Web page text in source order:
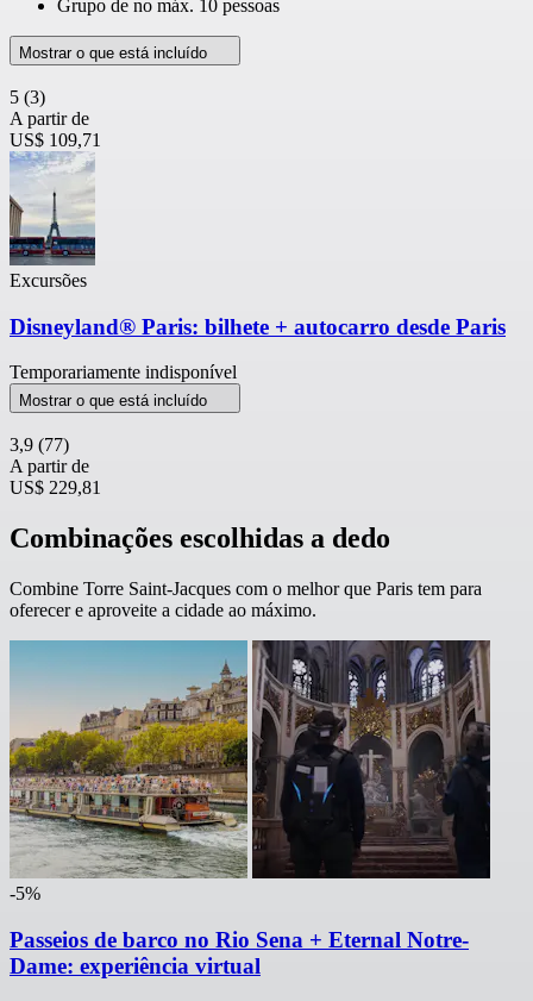
Grupo de no máx. 10 pessoas
Mostrar o que está incluído
5 (3)
A partir de
US$ 109,71
Excursões
Disneyland® Paris: bilhete + autocarro desde Paris
Temporariamente indisponível
Mostrar o que está incluído
3,9 (77)
A partir de
US$ 229,81
Combinações escolhidas a dedo
Combine Torre Saint-Jacques com o melhor que Paris tem para
oferecer e aproveite a cidade ao máximo.
-5%
Passeios de barco no Rio Sena + Eternal Notre-
Dame: experiência virtual